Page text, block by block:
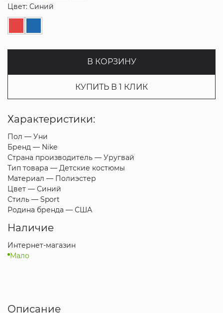
Цвет: Синий
В КОРЗИНУ
КУПИТЬ В 1 КЛИК
Характеристики:
Пол — Уни
Бренд — Nike
Страна производитель — Уругвай
Тип товара — Детские костюмы
Материал — Полиэстер
Цвет — Синий
Стиль — Sport
Родина бренда — США
Наличие
Интернет-магазин
Мало
Описание